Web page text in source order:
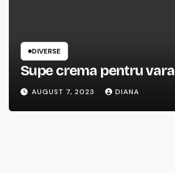
DIVERSE
Supe crema pentru vara
AUGUST 7, 2023 DIANA